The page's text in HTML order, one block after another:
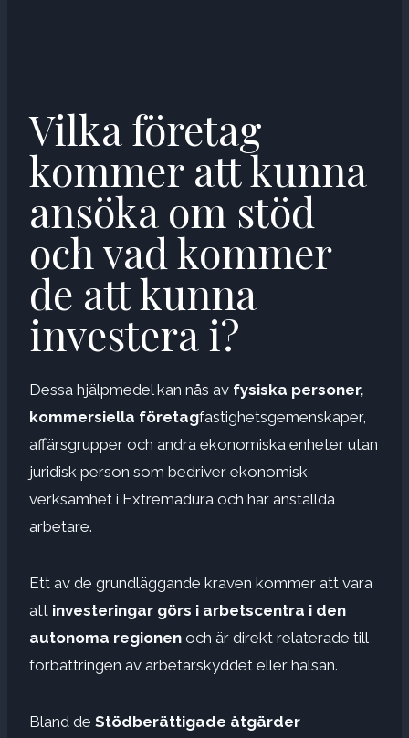
Vilka företag
kommer att kunna
ansöka om stöd
och vad kommer
de att kunna
investera i?
Dessa hjälpmedel kan nås av fysiska personer,
kommersiella företagfastighetsgemenskaper,
affärsgrupper och andra ekonomiska enheter utan
juridisk person som bedriver ekonomisk
verksamhet i Extremadura och har anställda
arbetare.
Ett av de grundläggande kraven kommer att vara
att investeringar görs i arbetscentra i den
autonoma regionen och är direkt relaterade till
förbättringen av arbetarskyddet eller hälsan.
Bland de Stödberättigade åtgärder